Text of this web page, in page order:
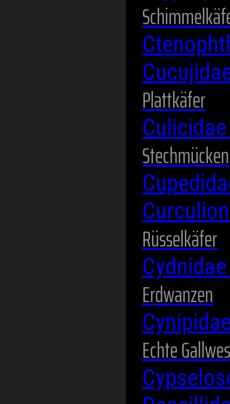
Plattkäfer
Stechmücken
Rüsselkäfer
Erdwanzen
Echte